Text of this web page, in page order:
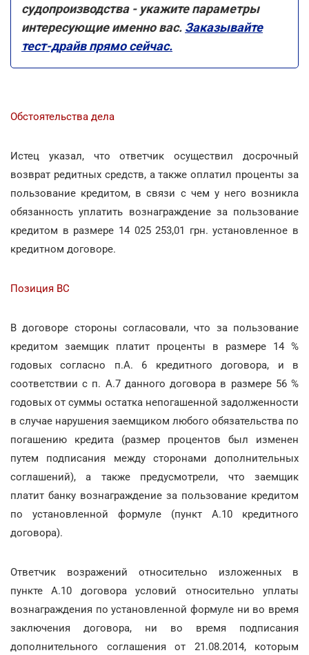
судопроизводства - укажите параметры
интересующие именно вас. Заказывайте
тест-драйв прямо сейчас.
Обстоятельства дела
Истец указал, что ответчик осуществил досрочный
возврат редитных средств, а также оплатил проценты за
пользование кредитом, в связи с чем у него возникла
обязанность уплатить вознаграждение за пользование
кредитом в размере 14 025 253,01 грн. установленное в
кредитном договоре.
Позиция ВС
В договоре стороны согласовали, что за пользование
кредитом заемщик платит проценты в размере 14 %
годовых согласно п.А. 6 кредитного договора, и в
соответствии с п. А.7 данного договора в размере 56 %
годовых от суммы остатка непогашенной задолженности
в случае нарушения заемщиком любого обязательства по
погашению кредита (размер процентов был изменен
путем подписания между сторонами дополнительных
соглашений), а также предусмотрели, что заемщик
платит банку вознаграждение за пользование кредитом
по установленной формуле (пункт А.10 кредитного
договора).
Ответчик возражений относительно изложенных в
пункте А.10 договора условий относительно уплаты
вознаграждения по установленной формуле ни во время
заключения договора, ни во время подписания
дополнительного соглашения от 21.08.2014, которым